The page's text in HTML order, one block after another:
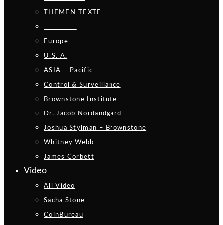
THEMEN-TEXTE
Europe
U.S. A.
ASIA – Pacific
Control & Surveillance
Brownstone Institute
Dr. Jacob Nordandgard
Joshua Stylman – Brownstone
Whitney Webb
James Corbett
Video
All Video
Sacha Stone
CoinBureau